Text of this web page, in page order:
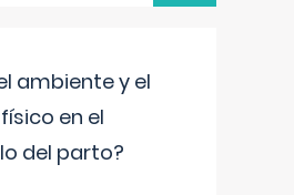
ambiente y el
en el
del parto?